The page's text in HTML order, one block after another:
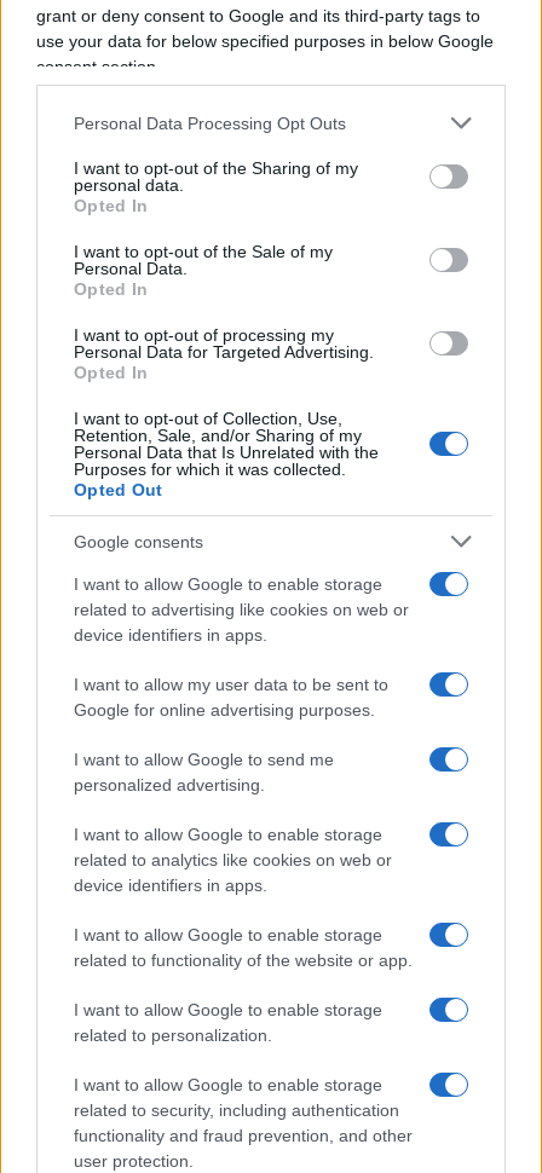
grant or deny consent to Google and its third-party tags to
use your data for below specified purposes in below Google
consent section.
Personal Data Processing Opt Outs
I want to opt-out of the Sharing of my
personal data.
Opted In
I want to opt-out of the Sale of my
Personal Data.
Opted In
I want to opt-out of processing my
Personal Data for Targeted Advertising.
Opted In
I want to opt-out of Collection, Use,
Retention, Sale, and/or Sharing of my
Personal Data that Is Unrelated with the
Purposes for which it was collected.
Opted Out
Google consents
I want to allow Google to enable storage
related to advertising like cookies on web or
device identifiers in apps.
I want to allow my user data to be sent to
Google for online advertising purposes.
I want to allow Google to send me
personalized advertising.
I want to allow Google to enable storage
related to analytics like cookies on web or
device identifiers in apps.
I want to allow Google to enable storage
related to functionality of the website or app.
I want to allow Google to enable storage
related to personalization.
I want to allow Google to enable storage
related to security, including authentication
functionality and fraud prevention, and other
user protection.
competenti, conazioni miratealla tutela delle
denominazioni e alla rimozione dei contenuti
La sfida, oggi, non è solo difendere un marchio,
preservare un patrimonio culturale ed
economicoche rappresenta uno dei pilastri
dell’identità italiana nel mondo.
Difendere ilMade in Italy
soltanto proteggere un’etichetta, ma
racconto. Perché ogni prodotto autentico porta
con sé una storia fatta di territori, gesti
tramandati, stagioni e identità. Ed è proprio
questa storia ad essere sempre più spesso
imitata, svuotata e riprodotta altrove.
La risposta, quindi, non può essere solo tecnica
o burocratica. Deve diventare culturale. Serve
una rete di tutela che parta dalle istituzioni, certo,
ma che arrivi fino al consumatore finale. Le norme
mercati esteri, dove il richiamo all’italianità viene
utilizzato con maggiore disinvoltura.
Tecnologia e trasparenza
Allo stesso tempo, il mondo digitale – oggi terreno
fertile per la diffusione dei falsi – richiede
rapidamente là dove le imitazioni nascono e si
diffondono.